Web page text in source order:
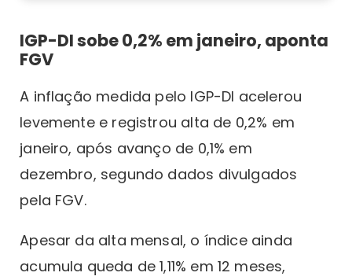
IGP-DI sobe 0,2% em janeiro, aponta
FGV
A inflação medida pelo IGP-DI acelerou
levemente e registrou alta de 0,2% em
janeiro, após avanço de 0,1% em
dezembro, segundo dados divulgados
pela FGV.
Apesar da alta mensal, o índice ainda
acumula queda de 1,11% em 12 meses,